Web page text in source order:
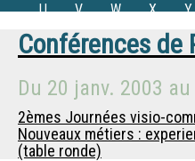
U
V W X Y
Conférences de
Du 20 janv. 2003 au
2èmes Journées visio-
Nouveaux métiers :
(table ronde)